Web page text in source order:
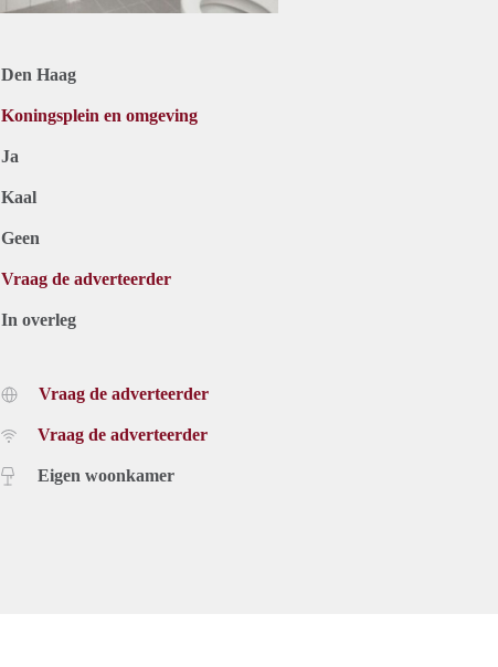
Den Haag
Koningsplein en omgeving
Ja
Kaal
Geen
Vraag de adverteerder
In overleg
Vraag de adverteerder
Vraag de adverteerder
Eigen woonkamer